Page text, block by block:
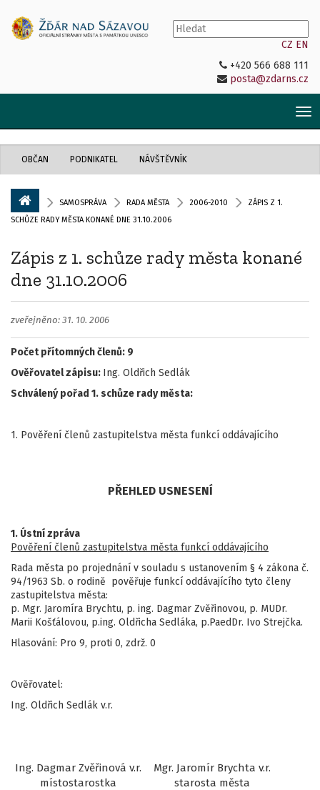
CZ EN
+420 566 688 111
posta@zdarns.cz
OBČAN PODNIKATEL NÁVŠTĚVNÍK
SAMOSPRÁVA RADA MĚSTA 2006-2010
ZÁPIS Z 1.
SCHŮZE RADY MĚSTA KONANÉ DNE 31.10.2006
Zápis z 1. schůze rady města konané
dne 31.10.2006
zveřejněno: 31. 10. 2006
Počet přítomných členů: 9
Ověřovatel zápisu: Ing. Oldřich Sedlák
Schválený pořad 1. schůze rady města:
1. Pověření členů zastupitelstva města funkcí oddávajícího
PŘEHLED USNESENÍ
1. Ústní zpráva
Pověření členů zastupitelstva města funkcí oddávajícího
Rada města po projednání v souladu s ustanovením § 4 zákona č.
94/1963 Sb. o rodině pověřuje funkcí oddávajícího tyto členy
zastupitelstva města:
p. Mgr. Jaromíra Brychtu, p. ing. Dagmar Zvěřinovou, p. MUDr.
Marii Košťálovou, p.ing. Oldřicha Sedláka, p.PaedDr. Ivo Strejčka.
Hlasování: Pro 9, proti 0, zdrž. 0
Ověřovatel:
Ing. Oldřich Sedlák v.r.
Ing. Dagmar Zvěřinová v.r.
Mgr. Jaromír Brychta v.r.
místostarostka
starosta města